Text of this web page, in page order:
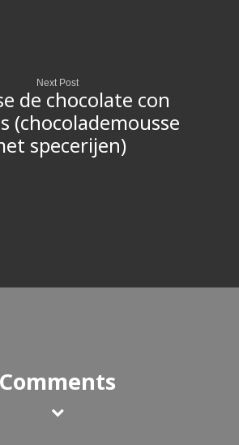
Next Post
de chocolate con
(chocolademousse
specerijen)
Comments